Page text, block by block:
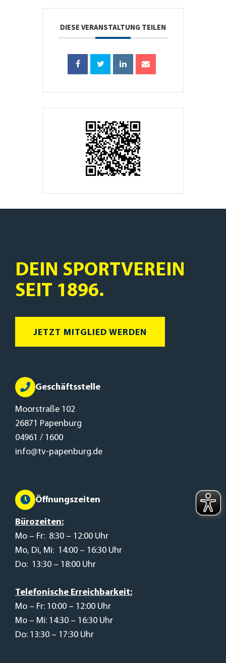
DIESE VERANSTALTUNG TEILEN
DEIN SPORTVEREIN
SEIT 1896.
JETZT MITGLIED WERDEN
Geschäftsstelle
Moorstraße 102
26871 Papenburg
04961 / 1600
info@tv-papenburg.de
Öffnungszeiten
Bürozeiten:
Mo – Fr: 8:30 – 12:00 Uhr
Mo, Di, Mi: 14:00 – 16:30 Uhr
Do: 13:30 – 18:00 Uhr
Telefonische Erreichbarkeit:
Mo – Fr: 10:00 – 12:00 Uhr
Mo – Mi: 14:30 – 16:30 Uhr
Do: 13:30 – 17:30 Uhr